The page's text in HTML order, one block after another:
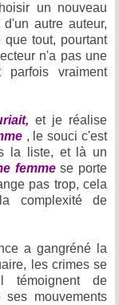
un nouveau
autre auteur,
tout, pourtant
n'a pas une
vraiment
et je réalise
, le souci c'est
la liste, et là un
femmese porte
pas trop, cela
complexité de
a gangréné la
les crimes se
témoignent de
mouvements